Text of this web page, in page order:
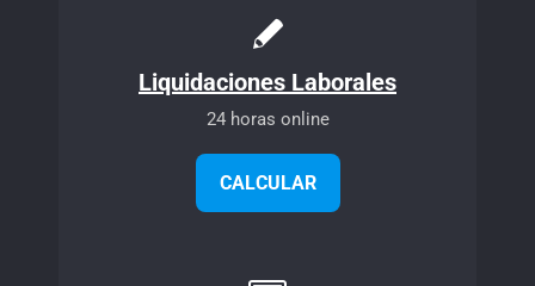
Liquidaciones Laborales
24 horas online
CALCULAR